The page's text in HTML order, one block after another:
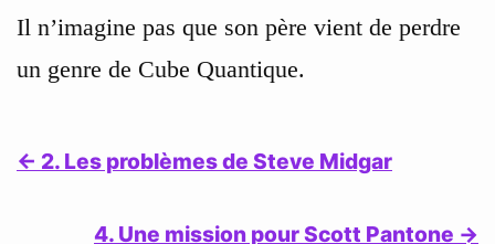
Il n’imagine pas que son père vient de perdre
un genre de Cube Quantique.
← 2. Les problèmes de Steve Midgar
4. Une mission pour Scott Pantone →